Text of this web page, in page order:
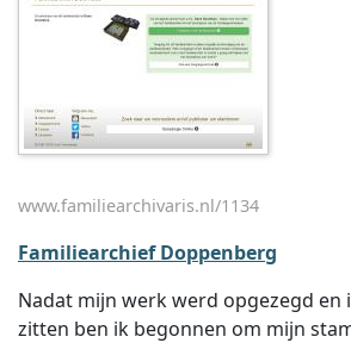
www.familiearchivaris.nl/1134
Familiearchief Doppenberg
Nadat mijn werk werd opgezegd en
zitten ben ik begonnen om mijn